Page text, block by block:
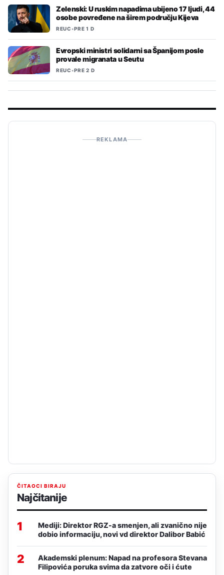
Zelenski: U ruskim napadima ubijeno 17 ljudi, 44
osobe povređene na širem području Kijeva
REUC•PRE 1 D
Evropski ministri solidarni sa Španijom posle
provale migranata u Seutu
REUC•PRE 2 D
REKLAMA
ČITAOCI BIRAJU
Najčitanije
1
Mediji: Direktor RGZ-a smenjen, ali zvanično nije
dobio informaciju, novi vd direktor Dalibor Babić
2
Akademski plenum: Napad na profesora Stevana
Filipovića poruka svima da zatvore oči i ćute